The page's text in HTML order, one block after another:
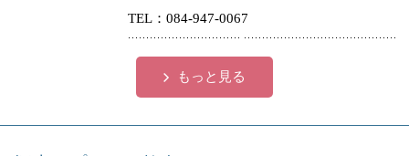
TEL 084-947-0067
もっと見る